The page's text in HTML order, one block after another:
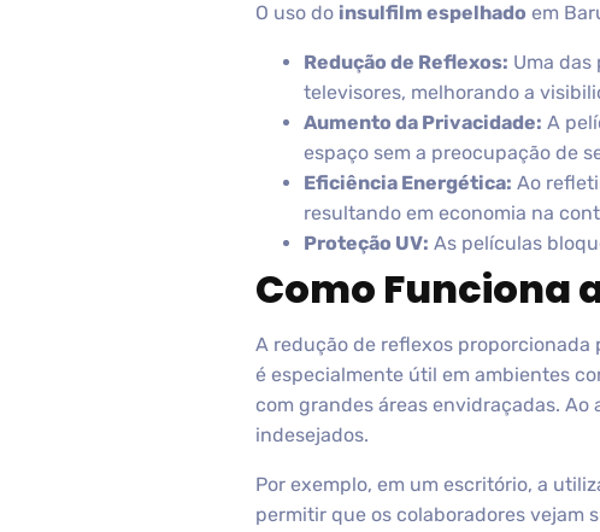
O uso do insulfilm espelhado em
Redução de Reflexos: Uma
televisores, melhorando a
Aumento da Privacidade: A
espaço sem a preocupação de
Eficiência Energética: Ao
resultando em economia na
Proteção UV: As películas
Como Funciona
A redução de reflexos proporcionada
é especialmente útil em ambientes
com grandes áreas envidraçadas.
indesejados.
Por exemplo, em um escritório, a
permitir que os colaboradores vejam